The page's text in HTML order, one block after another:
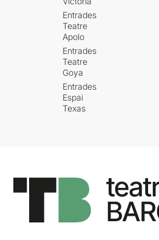
Entrades
Teatre
Apolo
Entrades
Teatre
Goya
Entrades
Espai
Texas